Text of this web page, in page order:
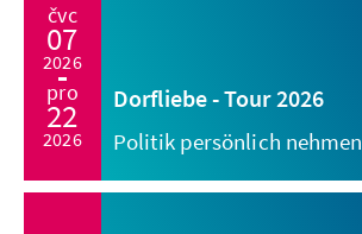
čvc
07
2026
pro
22
2026
Dorfliebe - Tour 2026
Politik persönlich nehmen